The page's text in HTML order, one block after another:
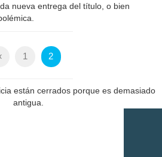
nueva entrega del título, o bien
1 2
están cerrados porque es demasiado
antigua.